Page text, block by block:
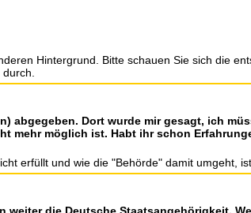
Hintergrund. Bitte schauen Sie sich die
abgegeben. Dort wurde mir gesagt, ich
mehr möglich ist. Habt ihr schon
erfüllt und wie die "Behörde" damit umgeht,